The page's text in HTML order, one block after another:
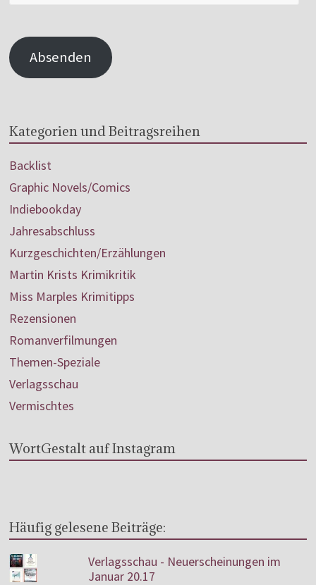
Absenden
Kategorien und Beitragsreihen
Backlist
Graphic Novels/Comics
Indiebookday
Jahresabschluss
Kurzgeschichten/Erzählungen
Martin Krists Krimikritik
Miss Marples Krimitipps
Rezensionen
Romanverfilmungen
Themen-Speziale
Verlagsschau
Vermischtes
WortGestalt auf Instagram
Häufig gelesene Beiträge:
Verlagsschau - Neuerscheinungen im
Januar 20.17